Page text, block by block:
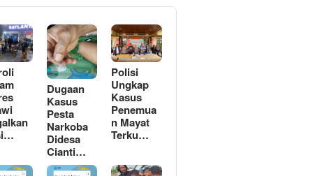
Dugaan
Kasus
Pesta
Narkoba
Didesa
Cianti…
Polisi
Ungkap
Kasus
Penemua
n Mayat
Terku…